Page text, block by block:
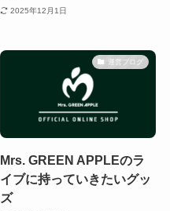
2025年12月1日
運営ブログ
Mrs. GREEN APPLEのラ
イブに持っていきたいグッ
ズ